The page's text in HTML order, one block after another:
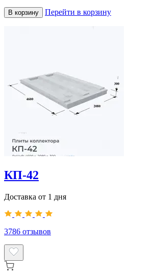
В корзину Перейти в корзину
КП-42
Доставка от 1 дня
3786 отзывов